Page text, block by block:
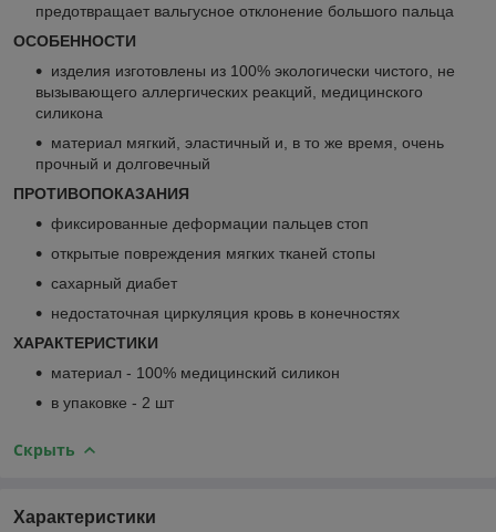
предотвращает вальгусное отклонение большого пальца
ОСОБЕННОСТИ
изделия изготовлены из 100% экологически чистого, не
вызывающего аллергических реакций, медицинского
силикона
материал мягкий, эластичный и, в то же время, очень
прочный и долговечный
ПРОТИВОПОКАЗАНИЯ
фиксированные деформации пальцев стоп
открытые повреждения мягких тканей стопы
сахарный диабет
недостаточная циркуляция кровь в конечностях
ХАРАКТЕРИСТИКИ
материал - 100% медицинский силикон
в упаковке - 2 шт
Скрыть
Характеристики